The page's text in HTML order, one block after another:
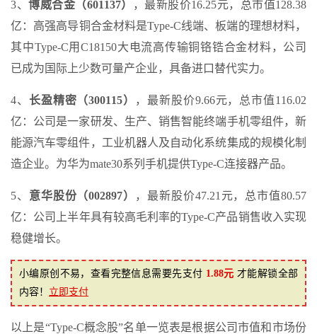
3、 博威合金（601137）
，最新股价16.25元，总市值128.38
亿：高强高导铜合金材料是Type-C线端、板端的理想材料，
其中Type-C用C18150大电流高传输铜铬锆合金材料，公司
已成为国际上少数可量产企业，具备进口替代实力。
4、 长盈精密（300115）
，最新股价9.66元，总市值116.02
亿：公司是一家研发、生产、销售智能终端手机零组件，新
能源汽车零组件，工业机器人及自动化系统集成的规模化制
造企业。为华为mate30系列手机提供Type-C连接器产品。
5、 意华股份（002897）
，最新股价47.21元，总市值80.57
亿：公司上半年具有较高毛利率的Type-C产品销售收入实现
稳健增长。
小编原创不易，查看完整信息需要先支付 1.88元 才能解锁全部
内容！ 立即支付
以上是“Type-C概念股”名单一览表是根据公司市值和市场份